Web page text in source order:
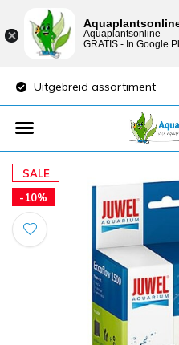
Uitgebreid assortiment
SALE
-10%
Aquaplantsonline
GRATIS - In Google